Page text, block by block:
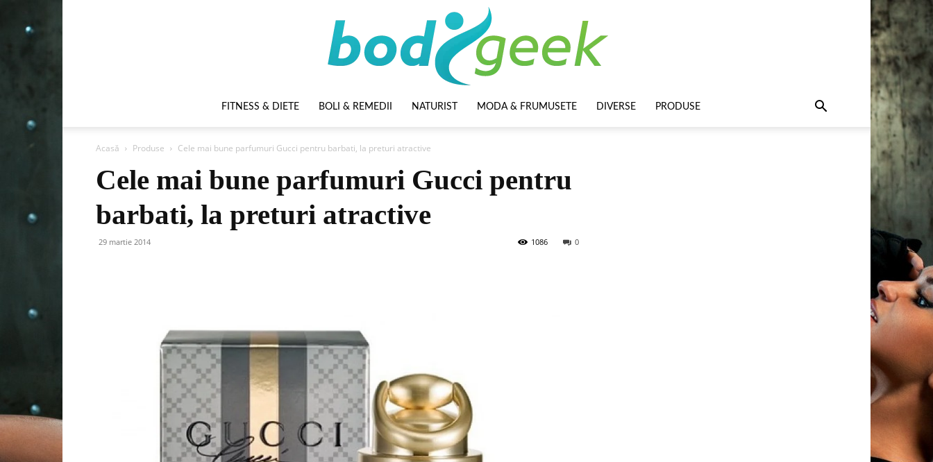
FITNESS & DIETE BOLI & REMEDII NATURIST MODA & FRUMUSETE DIVERSE PRODUSE
Acasă Produse Cele mai bune parfumuri Gucci pentru barbati, la preturi atractive
Cele mai bune parfumuri Gucci pentru
barbati, la preturi atractive
29 martie 2014 0
1086